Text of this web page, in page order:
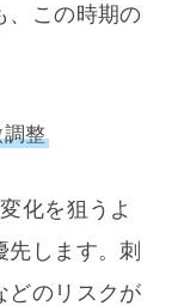
、この時期の
調整
化を狙うよ
先します。刺
どのリスクが